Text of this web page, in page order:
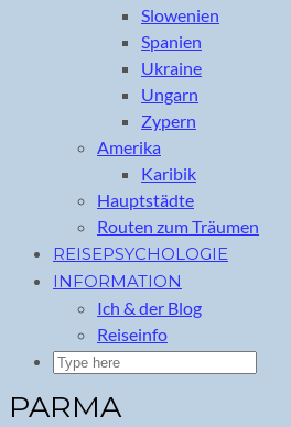
Slowenien
Spanien
Ukraine
Ungarn
Zypern
Amerika
Karibik
Hauptstädte
Routen zum Träumen
REISEPSYCHOLOGIE
INFORMATION
Ich & der Blog
Reiseinfo
PARMA